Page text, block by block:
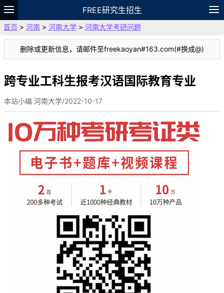
FREE研究生招生
题库
故事 专题 APP 笔记
VIP
资料
首页 > 河南 > 河南大学 > 河南大学考研问题
删除或更新信息，请邮件至freekaoyan#163.com(#换成@)
跨专业工科生报考汉语国际教育专业
本站小编 河南大学/2022-10-17